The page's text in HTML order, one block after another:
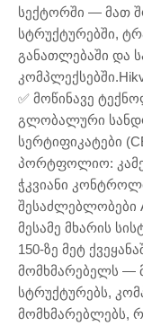
სექტორში — მათ
სტრუქტურებში,
განათლებაში და
✅ მოწინავე
გლობალური
სერტიფიკატები
პორტფოლიო:
ჭკვიანი
შესაძლებლობები
მესამე მხარის
150-ზე მეტ
მომხმარებელს —
სტრუქტურებს,
მომხმარებლებს,